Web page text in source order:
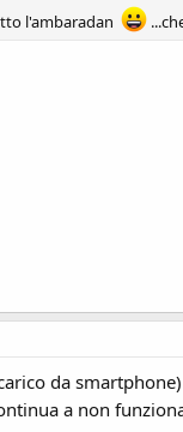
l'ambaradan
da
a non